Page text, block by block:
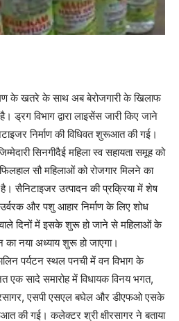
के खतरे के साथ अब बेरोजगारी के खिलाफ
ड्रग विभाग द्वारा लाइसेंस जारी किए जाने
निर्माण की विधिवत शुरूआत की गई।
सिनगीदैई महिला स्व सहायता समूह को
सौ महिलाओं को रोजगार मिलने का
है। सैनिटाइजर उत्पादन की प्रक्रिया में शेष
और पशु आहार निर्माण के लिए शोध
दिनों में इसके शुरू हो जाने से महिलाओं के
नया अध्याय शुरू हो जाएगा।
पर्यटन स्थल पनची में वन विभाग के
एक सादे समारोह में विधायक विनय भगत,
एसपी एसएल बघेल और डीएफओ एसके
की गई। कलेक्टर श्री क्षीरसागर ने बताया